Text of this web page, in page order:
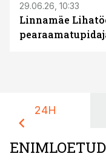
29.06.26, 10:33
Linnamäe
24H
ENIMLOETUD